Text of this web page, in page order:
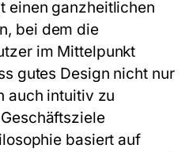
einen ganzheitlichen
bei dem die
im Mittelpunkt
gutes Design nicht nur
auch intuitiv zu
basiert auf